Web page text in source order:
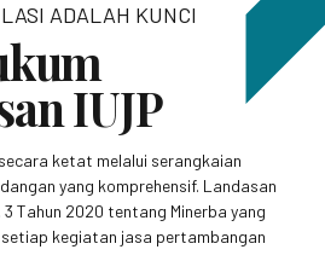
ADALAH KUNCI
IUJP
ketat melalui serangkaian
yang komprehensif. Landasan
Tahun 2020 tentang Minerba yang
kegiatan jasa pertambangan